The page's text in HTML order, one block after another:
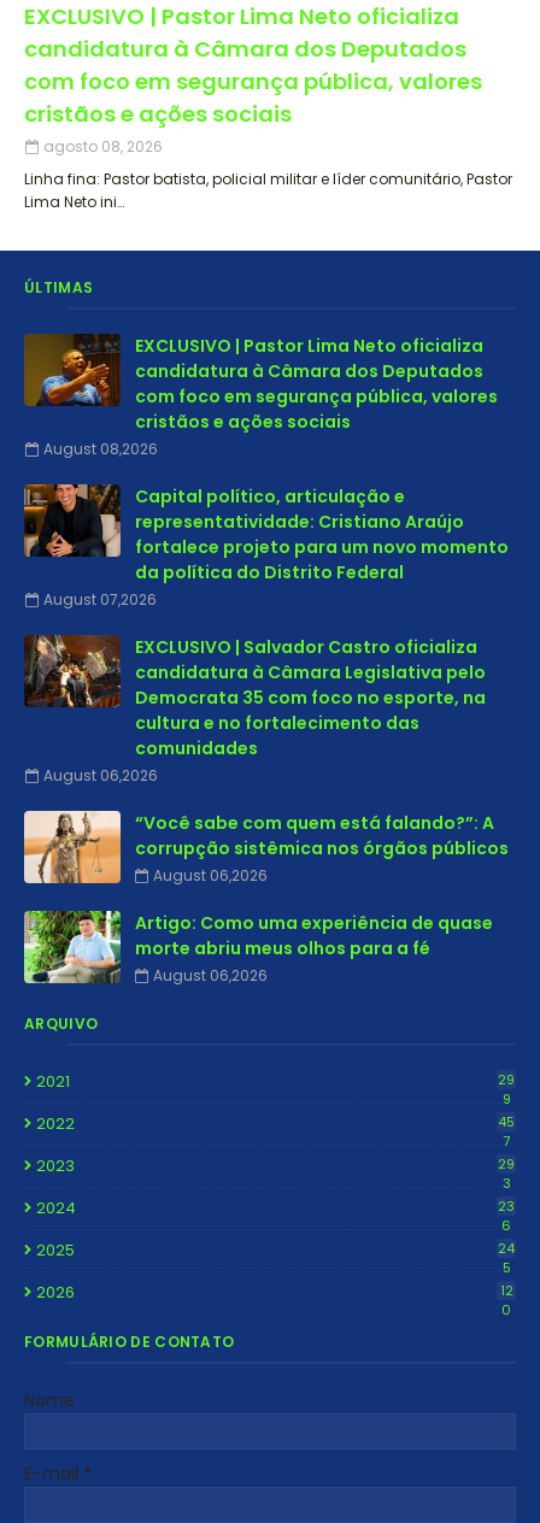
EXCLUSIVO | Pastor Lima Neto oficializa
candidatura à Câmara dos Deputados
com foco em segurança pública, valores
cristãos e ações sociais
agosto 08, 2026
Linha fina: Pastor batista, policial militar e líder comunitário, Pastor
Lima Neto ini…
ÚLTIMAS
EXCLUSIVO | Pastor Lima Neto oficializa
candidatura à Câmara dos Deputados
com foco em segurança pública, valores
cristãos e ações sociais
August 08,2026
Capital político, articulação e
representatividade: Cristiano Araújo
fortalece projeto para um novo momento
da política do Distrito Federal
August 07,2026
EXCLUSIVO | Salvador Castro oficializa
candidatura à Câmara Legislativa pelo
Democrata 35 com foco no esporte, na
cultura e no fortalecimento das
comunidades
August 06,2026
“Você sabe com quem está falando?”: A
corrupção sistêmica nos órgãos públicos
August 06,2026
Artigo: Como uma experiência de quase
morte abriu meus olhos para a fé
August 06,2026
ARQUIVO
2021
29
9
2022
45
7
2023
29
3
2024
23
6
2025
24
5
2026
12
0
FORMULÁRIO DE CONTATO
Nome
E-mail *